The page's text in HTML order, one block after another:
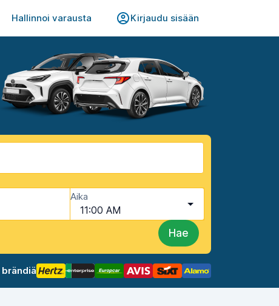
Hallinnoi varausta Kirjaudu sisään
Aika
11:00 AM
Hae
brändiä